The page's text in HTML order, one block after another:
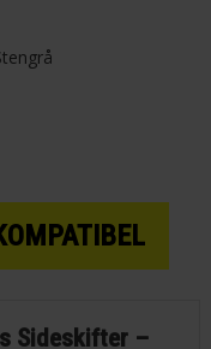
Sideskifter –